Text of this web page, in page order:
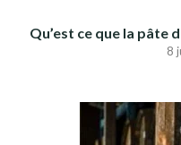
Qu’est ce que la pâte
8